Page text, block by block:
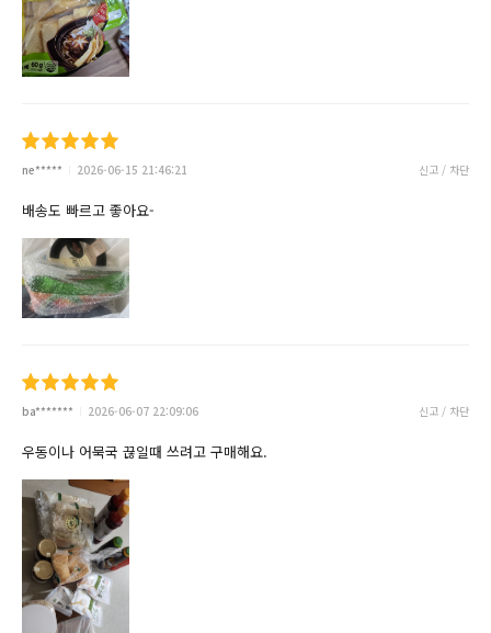
ne***** 2026-06-15 21:46:21 신고 / 차단
배송도 빠르고 좋아요-
ba******* 2026-06-07 22:09:06 신고 / 차단
우동이나 어묵국 끊일때 쓰려고 구매해요.